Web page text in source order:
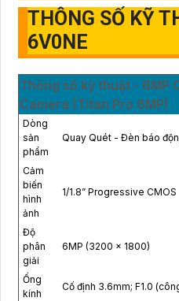
THÔNG SỐ KỸ
6V0NE
Thông số kỹ thuật - 6MP
Camera (Titan Pro 6MP)
Dòng
sản
phẩm
Quay Quét - Đèn báo
Cảm
biến
hình
ảnh
1/1.8” Progressive CMOS
Độ
phân
giải
6MP (3200 × 1800)
Ống
kính
Cố định 3.6mm; F1.0